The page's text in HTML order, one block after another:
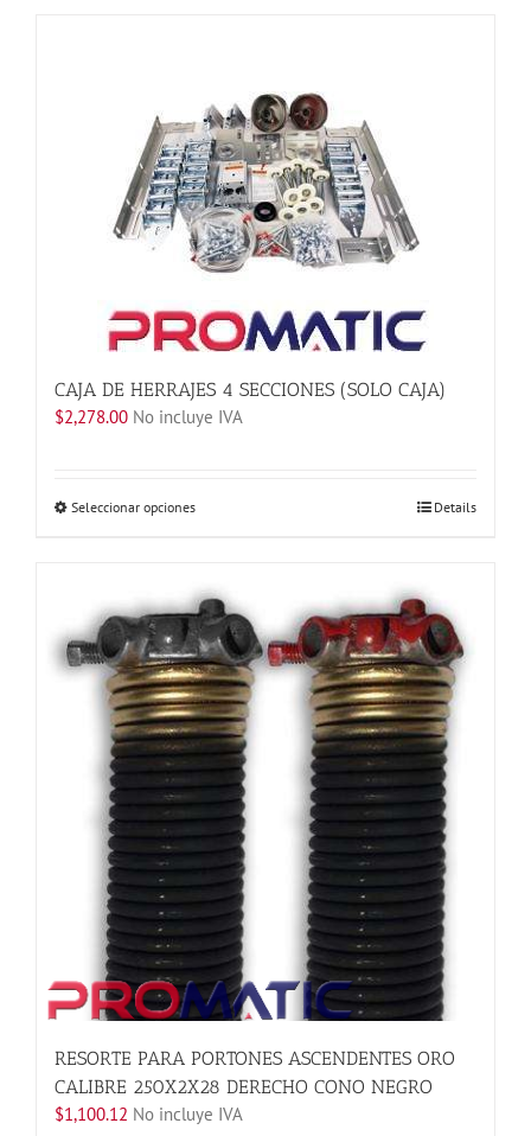
opciones
se
pueden
elegir
en
la
página
producto
CAJA DE HERRAJES 4 SECCIONES (SOLO CAJA)
$2,278.00 No incluye IVA
Seleccionar opcionesEste
múltiples
variantes.
Las
opciones
se
pueden
elegir
en
la
página
de
producto
Details
RESORTE PARA PORTONES ASCENDENTES ORO
CALIBRE 250X2X28 DERECHO CONO NEGRO
$1,100.12 No incluye IVA